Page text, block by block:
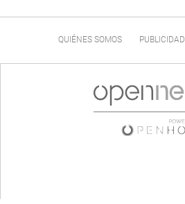
QUIÉNES SOMOS PUBLICIDAD